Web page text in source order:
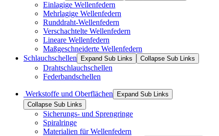
Einlagige Wellenfedern
Mehrlagige Wellenfedern
Runddraht-Wellenfedern
Verschachtelte Wellenfedern
Lineare Wellenfedern
Maßgeschneiderte Wellenfedern
Schlauchschellen
Expand Sub Links Collapse Sub Links
Drahtschlauchschellen
Federbandschellen
Werkstoffe und Oberflächen
Expand Sub Links
Collapse Sub Links
Sicherungs- und Sprengringe
Spiralringe
Materialien für Wellenfedern